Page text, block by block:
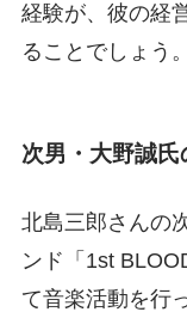
経験が、彼の経
ることでしょう。
次男・大野誠
北島三郎さんの
ンド「1st
て音楽活動を行